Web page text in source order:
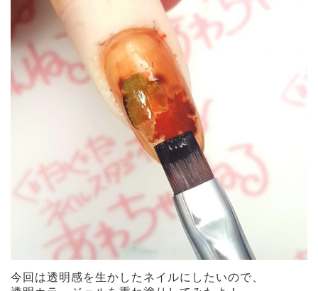
今回は透明感を生かしたネイルにしたいので、